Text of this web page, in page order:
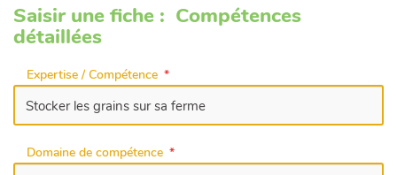
Saisir une fiche : Compétences
détaillées
Expertise / Compétence
Domaine de compétence